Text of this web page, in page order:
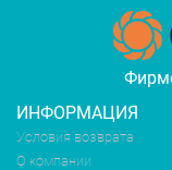
ИНФОРМАЦИЯ
Условия возврата
О компании